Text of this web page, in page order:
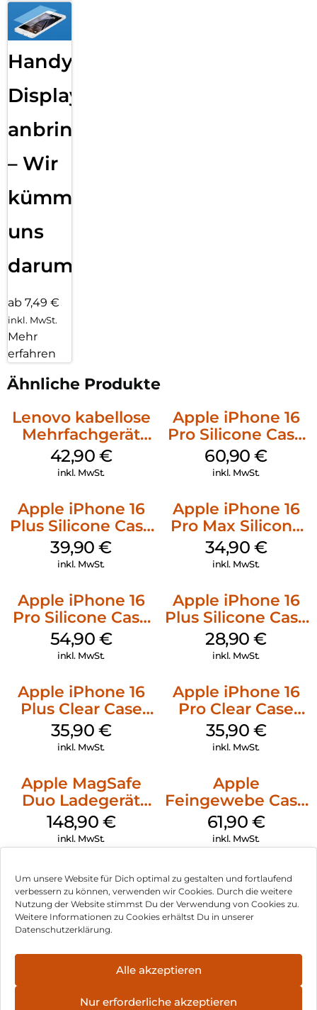
Um unsere Website für Dich optimal zu gestalten und fortlaufend
verbessern zu können, verwenden wir Cookies. Durch die weitere
Nutzung der Website stimmst Du der Verwendung von Cookies zu.
Weitere Informationen zu Cookies erhältst Du in unserer
Datenschutzerklärung.
Alle akzeptieren
Nur erforderliche akzeptieren
Handy
Displayfolie
anbringen
– Wir
kümmern
uns
darum!
ab 7,49 €
inkl. MwSt.
Mehr
erfahren
Ähnliche Produkte
Lenovo kabellose
Mehrfachgerät
Luna Grey
42,90 €
inkl. MwSt.
Apple iPhone 16
Pro Silicone Case
MagSafe Stone
Gray
60,90€
inkl. MwSt.
Apple iPhone 16
Plus Silicone Case
MagSafe Plum
39,90€
inkl. MwSt.
Apple iPhone 16
Pro Max Silicone
Case MagSafe
Denim
34,90 €
inkl. MwSt.
Apple iPhone 16
Pro Silicone Case
MagSafe Black
54,90 €
inkl. MwSt.
Apple iPhone 16
Plus Silicone Case
MagSafe Black
28,90€
inkl. MwSt.
Apple iPhone 16
Plus Clear Case
MagSafe
Transparent
35,90 €
inkl. MwSt.
Apple iPhone 16
Pro Clear Case
MagSafe
Transparent
35,90 €
inkl. MwSt.
Apple MagSafe
Duo Ladegerät
Weiß
148,90 €
inkl. MwSt.
Apple
Feingewebe Case
iPhone 15 Pro
MagSafe Schwarz
61,90 €
inkl. MwSt.
Impressum